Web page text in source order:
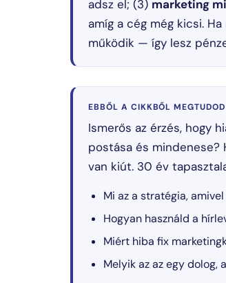
adsz el; (3) marketing
amíg a cég még kicsi.
működik — így lesz
EBBŐL A CIKKBŐL MEGTUDOD
Ismerős az érzés, hogy
postása és mindenese?
van kiút. 30 év
Mi az a stratégia,
Hogyan használd a
Miért hiba fix
Melyik az az egy dolog,